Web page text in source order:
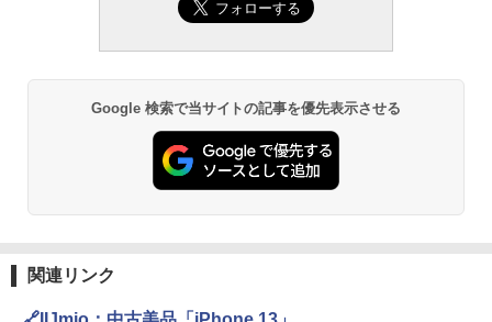
Google 検索で当サイトの記事を優先表示させる
関連リンク